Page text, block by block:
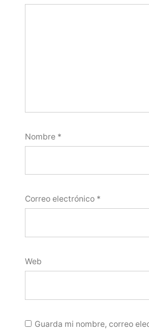
Nombre *
Correo electrónico *
Web
Guarda mi nombre, correo